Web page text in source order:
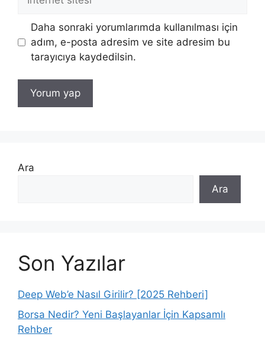
sitesi
Daha sonraki yorumlarımda kullanılması için
adım, e-posta adresim ve site adresim bu
tarayıcıya kaydedilsin.
Ara
Ara
Son Yazılar
Deep Web’e Nasıl Girilir? [2025 Rehberi]
Borsa Nedir? Yeni Başlayanlar İçin Kapsamlı
Rehber